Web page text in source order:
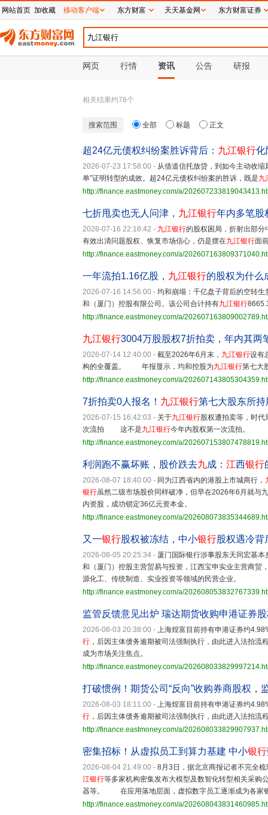
网页 行情 资讯 公告 研报
相关结果约78个
搜索范围 全部 标题 正文
超24亿元债权纠纷案胜诉背后： 九江银行化
2026-07-23 17:58:00 - 从借道信托放贷，到如今主动收
单”证明转型的成效。超24亿元债权纠纷案的胜诉，既是九
http://finance.eastmoney.com/a/
七折甩卖也无人问津， 九江银行年内多笔股
2026-07-16 22:18:42 - 九江银行的股权困局，折射出部
有效出清问题股权、恢复市场信心，仍是摆在九江银行面
http://finance.eastmoney.com/a/
一年流拍1.16亿股， 九江银行的股权为什么
2026-07-16 14:56:00 - 均和崩塌：千亿盘子背后的空
和（厦门）控股有限公司。该公司合计持有九江银行
http://finance.eastmoney.com/a/
九江银行3004万股股权7折拍卖，年内其两
2026-07-14 12:40:00 - 截至2026年6月末， 九江银行设有
构的全覆盖。 年报显示，均和控股为九江银行第七大
http://finance.eastmoney.com/a/
7折拍卖0人报名！ 九江银行第七大股东所持
2026-07-15 16:42:03 - 关于九江银行股权遭拍卖等，时代
次流拍 这不是九江银行今年内股权第一次流拍。
http://finance.eastmoney.com/a/
利润跑不赢坏账，股价跌去九成： 江西银行
2026-08-07 18:40:00 - 同为江西省内的港股上市城商行，
银行虽然二级市场股价同样破净，但早在2026年6月就与
内资股，成功锁定36亿元资本金。
http://finance.eastmoney.com/a/
又一银行股权被冻结，中小银行股权遇冷背
2026-08-05 20:25:34 - 厦门国际银行涉事股东天同宏基
和（厦门）控股主营贸易与投资，江西宝申实业主营商贸
源化工、传统制造、实业投资等领域的民营企业。
http://finance.eastmoney.com/a/
监管反馈意见出炉 瑞达期货收购申港证券
2026-08-03 20:38:00 - 上海煌富目前持有申港证券约
行 ，后因主体债务逾期被司法强制执行，由此进入法
成为市场关注焦点。
http://finance.eastmoney.com/a/
打破惯例！期货公司“反向”收购券商股权，
2026-08-03 18:11:00 - 上海煌富目前持有申港证券约
行 ，后因主体债务逾期被司法强制执行，由此进入法拍流
http://finance.eastmoney.com/a/
密集招标！从虚拟员工到算力基建 中小银行
2026-08-04 21:49:00 - 8月3日，据北京商报记者不完全
江银行等多家机构密集发布大模型及数智化转型相关采购
器等。 在应用落地层面，虚拟数字员工逐渐成为各家
http://finance.eastmoney.com/a/
网站首页 加收藏 移动客户端 东方财富 天天基金网 东方财富证券